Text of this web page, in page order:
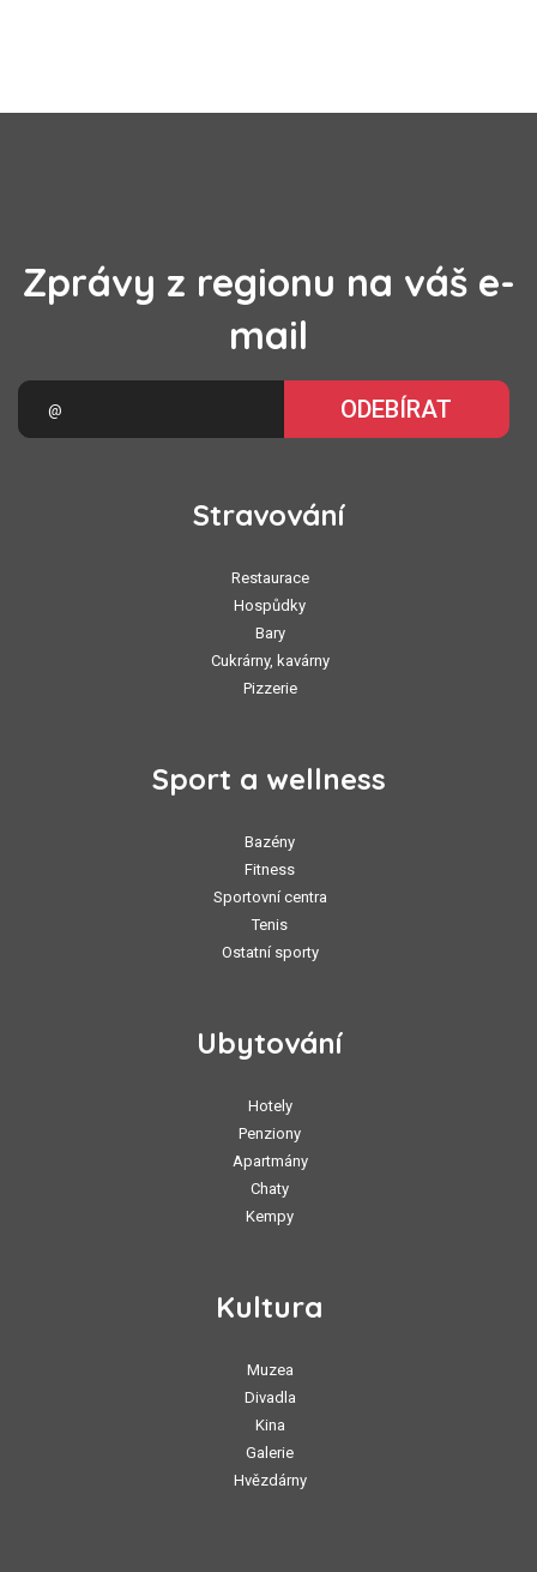
Zprávy z regionu na váš e-
mail
ODEBÍRAT
Stravování
Restaurace
Hospůdky
Bary
Cukrárny, kavárny
Pizzerie
Sport a wellness
Bazény
Fitness
Sportovní centra
Tenis
Ostatní sporty
Ubytování
Hotely
Penziony
Apartmány
Chaty
Kempy
Kultura
Muzea
Divadla
Kina
Galerie
Hvězdárny